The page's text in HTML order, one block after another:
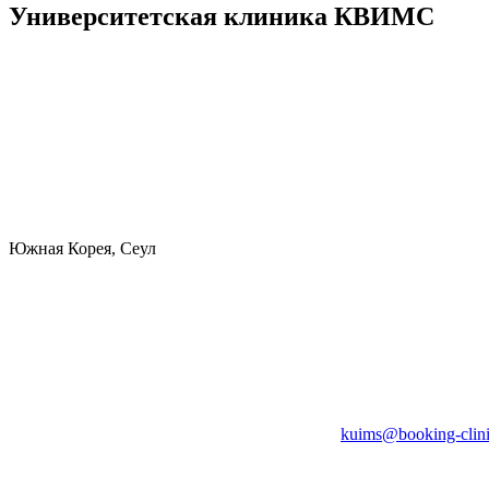
Университетская клиника КВИМС
Южная Корея, Сеул
kuims@booking-